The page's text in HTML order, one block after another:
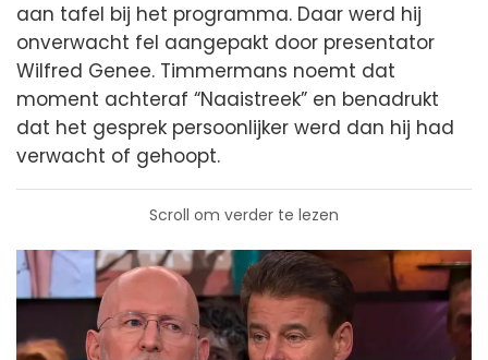
aan tafel bij het programma. Daar werd hij
onverwacht fel aangepakt door presentator
Wilfred Genee. Timmermans noemt dat
moment achteraf “Naaistreek” en benadrukt
dat het gesprek persoonlijker werd dan hij had
verwacht of gehoopt.
Scroll om verder te lezen